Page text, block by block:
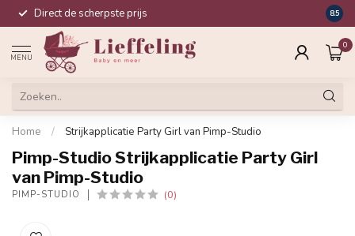
Direct de scherpste prijs 8.5
MENU
0
Home / Strijkapplicatie Party Girl van Pimp-Studio
Pimp-Studio Strijkapplicatie Party Girl
van Pimp-Studio
PIMP-STUDIO (0)